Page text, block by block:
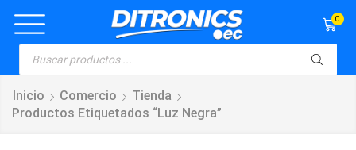
0
Inicio Comercio
Tienda
Productos Etiquetados “Luz Negra”